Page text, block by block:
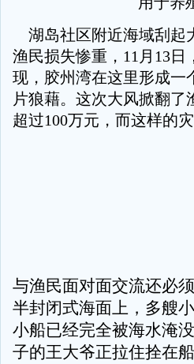
湖岛社区附近海域刮起
渔民损失惨重，11月13
现，胶州湾在这里形成一
片狼藉。这次大风掀翻
超过100万元，而这样的
与渔民面对面交流还必
半封闭式海面上，多艘
小船已经完全被海水淹
子的王大爷正拉住拴在